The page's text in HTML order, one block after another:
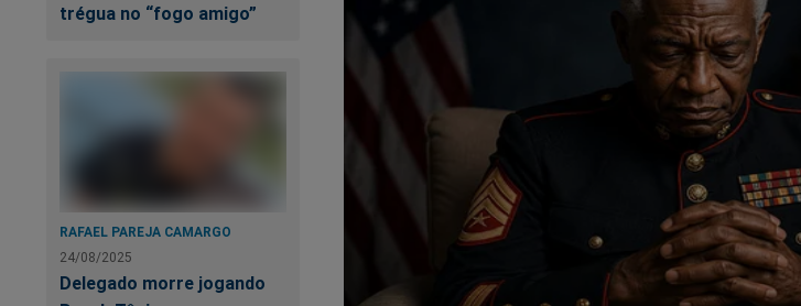
trégua no “fogo amigo”
RAFAEL PAREJA CAMARGO
24/08/2025
Delegado morre jogando